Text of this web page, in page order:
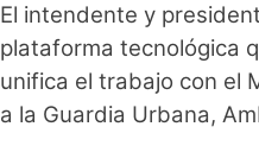
El intendente y
plataforma tecnológica
unifica el trabajo con el
a la Guardia Urbana,